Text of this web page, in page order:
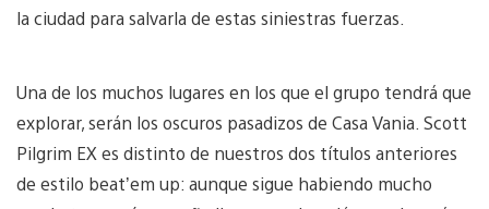
la ciudad para salvarla de estas siniestras fuerzas.
Una de los muchos lugares en los que el grupo tendrá que
explorar, serán los oscuros pasadizos de Casa Vania. Scott
Pilgrim EX es distinto de nuestros dos títulos anteriores
de estilo beat’em up: aunque sigue habiendo mucho